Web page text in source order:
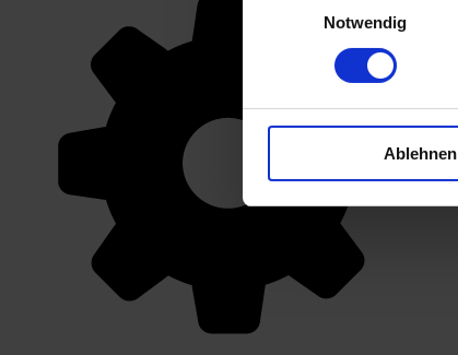
Notwendig
Ablehnen